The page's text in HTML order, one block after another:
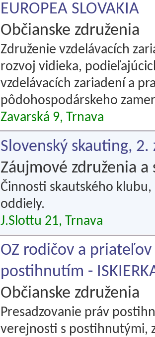
EUROPEA SLOVAKIA
Občianske združenia
Združenie vzdelávacích
rozvoj vidieka,
vzdelávacích zariadení a
pôdohospodárskeho
Zavarská 9, Trnava
Slovenský skauting,
Záujmové združenia a
Činnosti skautského
oddiely.
J.Slottu 21, Trnava
OZ rodičov a
postihnutím -
Občianske združenia
Presadzovanie práv
verejnosti s postihnutými,